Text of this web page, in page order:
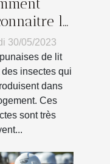
la
des
de lit
30/05/2023
de lit
des insectes qui
dans
Ces
sont très